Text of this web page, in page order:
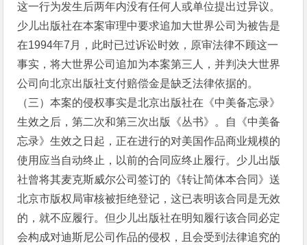
这一行为发生后两年内没有任何人或单位提出过异议。
少儿出版社在本案审理中要求追加大世界公司为被告是
在1994年7月，此时已过诉讼时效，原审法律不顾这一
事实，将大世界公司追加为本案第三人，并判决大世界
公司向北京出版社支付赔偿金是缺乏法律依据的。
（三）本案的侵权事实是北京出版社在《中美备忘录》
生效之后，第二次和第三次出版《丛书》。自《中美备
忘录》生效之日起，正在进行的对美国作品商业规模的
使用应当自动终止，以前的合同应终止履行。少儿出版
社曾将其麦克斯威尔公司签订的《转让简体本合同》送
北京市版权局审核被拒绝登记，这已表明该合同是无效
的，就不应履行。但少儿出版社在明知履行该合同必定
会构成对迪斯尼公司作品的侵权，且会受到法律追究的